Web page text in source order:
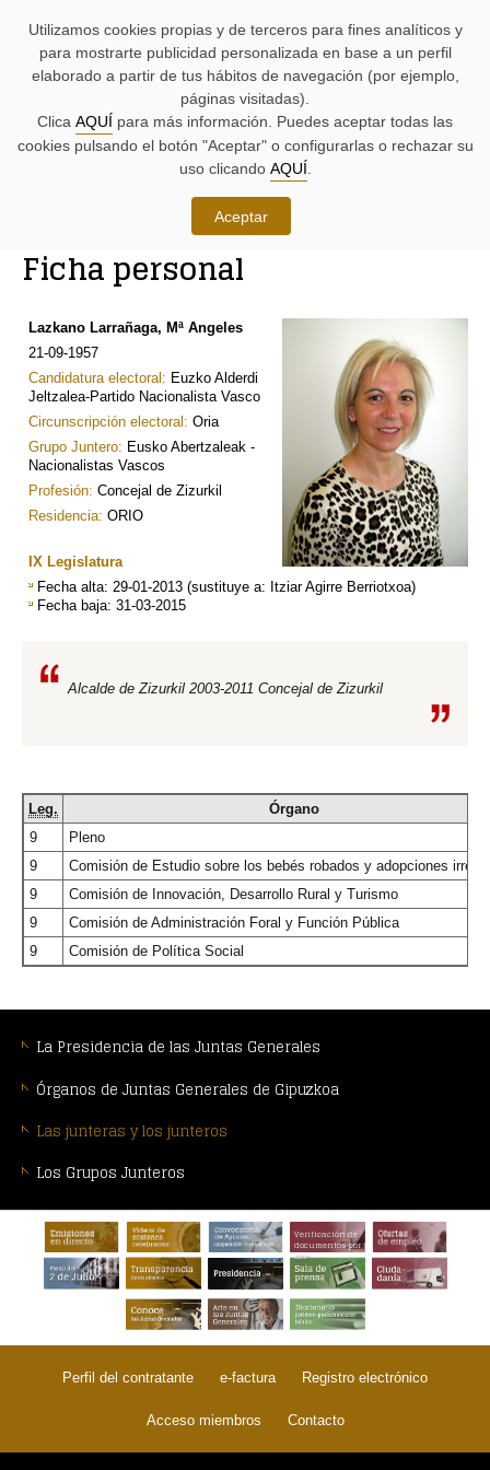
NAVEGACIÓN:
contenido.
parlamentaria.
parlamentarias.
MENÚS
PRINCIPAL
Órganos, junteras y junteros
ACCESO
PÁGINA
CONTENIDO
PRINCIPAL
LA
PÁGINA
Ficha personal
Lazkano Larrañaga, Mª Angeles
21-09-1957
Candidatura electoral: Euzko Alderdi
Jeltzalea-Partido Nacionalista Vasco
Circunscripción electoral: Oria
Grupo Juntero: Eusko Abertzaleak -
Nacionalistas Vascos
Profesión: Concejal de Zizurkil
Residencia: ORIO
IX Legislatura
Fecha alta: 29-01-2013 (sustituye a: Itziar Agirre Berriotxoa)
Fecha baja: 31-03-2015
Alcalde de Zizurkil 2003-2011 Concejal de Zizurkil
Leg.
Órgano
9
Pleno
9
Comisión de Estudio sobre los bebés robados y adopciones
9
Comisión de Innovación, Desarrollo Rural y Turismo
9
Comisión de Administración Foral y Función Pública
9
Comisión de Política Social
CONTEXTUAL
La Presidencia de las Juntas Generales
Órganos de Juntas Generales de Gipuzkoa
Las junteras y los junteros
Los Grupos Junteros
PÁGINA:
Verificación de
documentos por
CSV
Perfil del contratante e-factura Registro electrónico
Acceso miembros Contacto
Utilizamos cookies propias y de terceros para fines analíticos y
para mostrarte publicidad personalizada en base a un perfil
elaborado a partir de tus hábitos de navegación (por ejemplo,
páginas visitadas).
Clica AQUÍ para más información. Puedes aceptar todas las
cookies pulsando el botón "Aceptar" o configurarlas o rechazar su
uso clicando AQUÍ
Aceptar